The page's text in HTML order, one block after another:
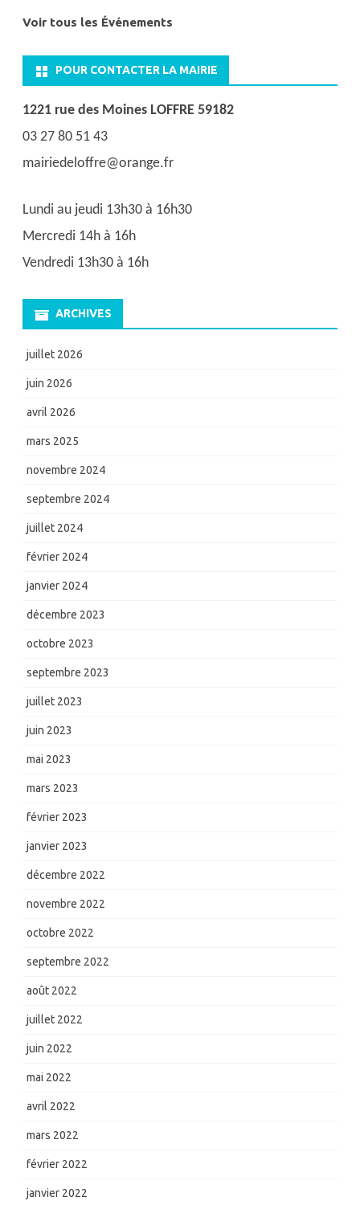
Voir tous les Événements
POUR CONTACTER LA MAIRIE
1221 rue des Moines LOFFRE 59182
03 27 80 51 43
mairiedeloffre@orange.fr
Lundi au jeudi 13h30 à 16h30
Mercredi 14h à 16h
Vendredi 13h30 à 16h
ARCHIVES
juillet 2026
juin 2026
avril 2026
mars 2025
novembre 2024
septembre 2024
juillet 2024
février 2024
janvier 2024
décembre 2023
octobre 2023
septembre 2023
juillet 2023
juin 2023
mai 2023
mars 2023
février 2023
janvier 2023
décembre 2022
novembre 2022
octobre 2022
septembre 2022
août 2022
juillet 2022
juin 2022
mai 2022
avril 2022
mars 2022
février 2022
janvier 2022